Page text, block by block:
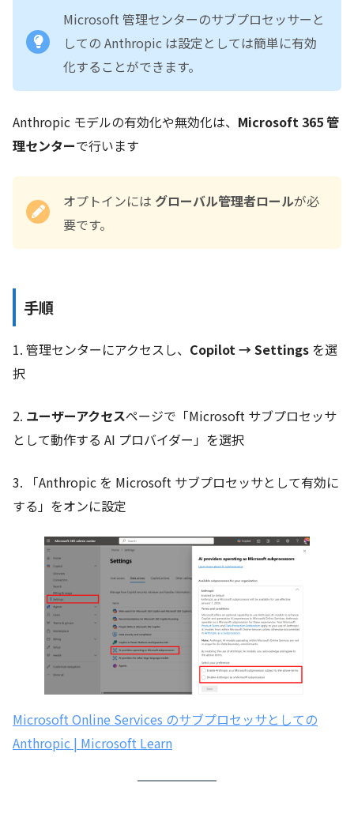
Microsoft 管理センターのサブプロセッサーと
しての Anthropic は設定としては簡単に有効
化することができます。
Anthropic モデルの有効化や無効化は、 Microsoft 365 管
理センターで行います
オプトインには グローバル管理者ロールが必
要です。
手順
1. 管理センターにアクセスし、 Copilot → Settings を選
択
2. ユーザーアクセスページで「Microsoft サブプロセッサ
として動作する AI プロバイダー」を選択
3. 「Anthropic を Microsoft サブプロセッサとして有効に
する」をオンに設定
Microsoft Online Services のサブプロセッサとしての
Anthropic | Microsoft Learn